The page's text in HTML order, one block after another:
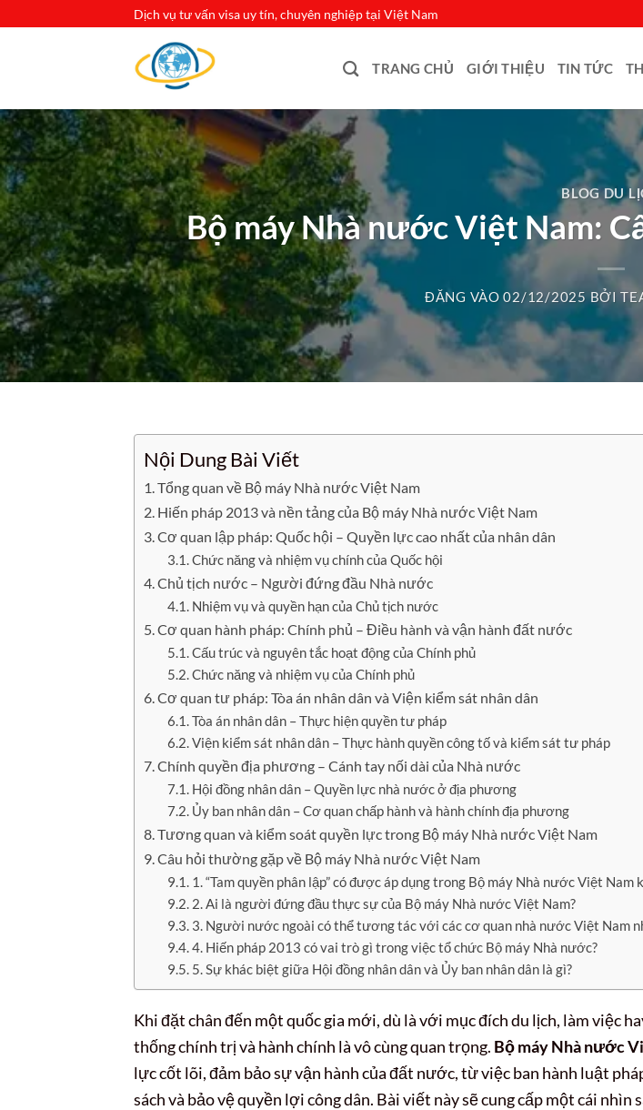
Dịch vụ tư vấn visa uy tín, chuyên nghiệp tại Việt Nam
TRANG CHỦ GIỚI THIỆU TIN TỨC
BLOG DU
Bộ máy Nhà nước Việt Nam:
ĐĂNG VÀO02/12/2025 BỞI
Nội Dung Bài Viết
Tổng quan về Bộ máy Nhà nước Việt Nam
Hiến pháp 2013 và nền tảng của Bộ máy Nhà nước Việt Nam
Cơ quan lập pháp: Quốc hội – Quyền lực cao nhất của nhân dân
Chức năng và nhiệm vụ chính của Quốc hội
Chủ tịch nước – Người đứng đầu Nhà nước
Nhiệm vụ và quyền hạn của Chủ tịch nước
Cơ quan hành pháp: Chính phủ – Điều hành và vận hành đất nước
Cấu trúc và nguyên tắc hoạt động của Chính phủ
Chức năng và nhiệm vụ của Chính phủ
Cơ quan tư pháp: Tòa án nhân dân và Viện kiểm sát nhân dân
Tòa án nhân dân – Thực hiện quyền tư pháp
Viện kiểm sát nhân dân – Thực hành quyền công tố và kiểm sát tư pháp
Chính quyền địa phương – Cánh tay nối dài của Nhà nước
Hội đồng nhân dân – Quyền lực nhà nước ở địa phương
Ủy ban nhân dân – Cơ quan chấp hành và hành chính địa phương
Tương quan và kiểm soát quyền lực trong Bộ máy Nhà nước Việt Nam
Câu hỏi thường gặp về Bộ máy Nhà nước Việt Nam
1. “Tam quyền phân lập” có được áp dụng trong Bộ máy Nhà nước Việt Nam
2. Ai là người đứng đầu thực sự của Bộ máy Nhà nước Việt Nam?
3. Người nước ngoài có thể tương tác với các cơ quan nhà nước Việt Nam
4. Hiến pháp 2013 có vai trò gì trong việc tổ chức Bộ máy Nhà nước?
5. Sự khác biệt giữa Hội đồng nhân dân và Ủy ban nhân dân là gì?
Khi đặt chân đến một quốc gia mới, dù là với mục đích du lịch, làm việc
thống chính trị và hành chính là vô cùng quan trọng. Bộ máy Nhà nước
lực cốt lõi, đảm bảo sự vận hành của đất nước, từ việc ban hành luật
sách và bảo vệ quyền lợi công dân. Bài viết này sẽ cung cấp một cái nhìn